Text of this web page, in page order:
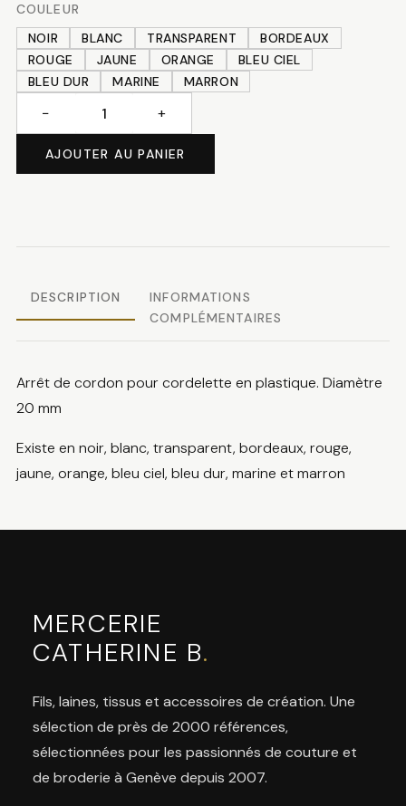
COULEUR
NOIR
BLANC TRANSPARENT
BORDEAUX
ROUGE
JAUNE ORANGE
BLEU CIEL
BLEU DUR
MARINE MARRON
Arrêt
− +
AJOUTER AU PANIER
DESCRIPTION
INFORMATIONS
COMPLÉMENTAIRES
Arrêt de cordon pour cordelette en plastique. Diamètre
20 mm
Existe en noir, blanc, transparent, bordeaux, rouge,
jaune, orange, bleu ciel, bleu dur, marine et marron
MERCERIE
CATHERINE B.
Fils, laines, tissus et accessoires de création. Une
sélection de près de 2000 références,
sélectionnées pour les passionnés de couture et
de broderie à Genève depuis 2007.